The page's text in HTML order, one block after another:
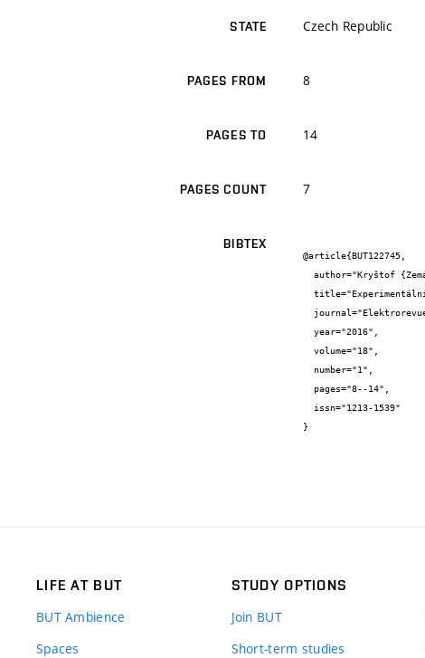
STATE Czech Republic
PAGES FROM 8
PAGES TO 14
PAGES COUNT 7
BIBTEX
@article{BUT122745,
}
LIFE AT BUT
BUT Ambience
Spaces
STUDY OPTIONS
Join BUT
Short-term studies